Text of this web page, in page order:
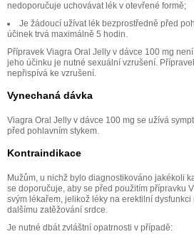
nedoporučuje uchovávat lék v otevřené formě;
Je žádoucí užívat lék bezprostředně před
účinek trvá maximálně 5 hodin.
Přípravek Viagra Oral Jelly v dávce 100 mg
jeho účinku je nutné sexuální vzrušení.
nepřispívá ke vzrušení.
Vynechaná dávka
Viagra Oral Jelly v dávce 100 mg se užívá
před pohlavním stykem.
Kontraindikace
Mužům, u nichž bylo diagnostikováno jakékoli
se doporučuje, aby se před použitím přípravku
svým lékařem, jelikož léky na erektilní
dalšímu zatěžování srdce.
Je nutné dbát zvláštní opatrnosti v případě: